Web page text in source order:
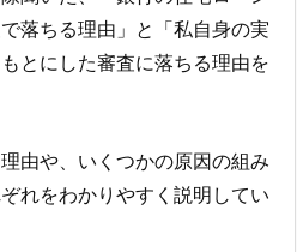
落ちる理由」と「私自身の実
とにした審査に落ちる理由を
由や、いくつかの原因の組み
れをわかりやすく説明してい